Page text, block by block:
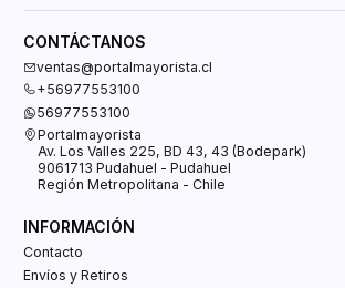
CONTÁCTANOS
ventas@portalmayorista.cl
+56977553100
56977553100
Portalmayorista
Av. Los Valles 225, BD 43, 43 (Bodepark)
9061713 Pudahuel - Pudahuel
Región Metropolitana - Chile
INFORMACIÓN
Contacto
Envíos y Retiros